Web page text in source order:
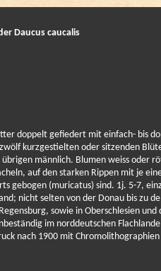
Daucus caucalis
doppelt gefiedert mit einfach- bis
kurzgestielten oder sitzenden
männlich. Blumen weiss oder
auf den starken Rippen mit je
gebogen (muricatus) sind. 1j. 5-7,
nicht selten von der Donau bis zu
sowie in Oberschlesien
im norddeutschen
nach 1900 mit